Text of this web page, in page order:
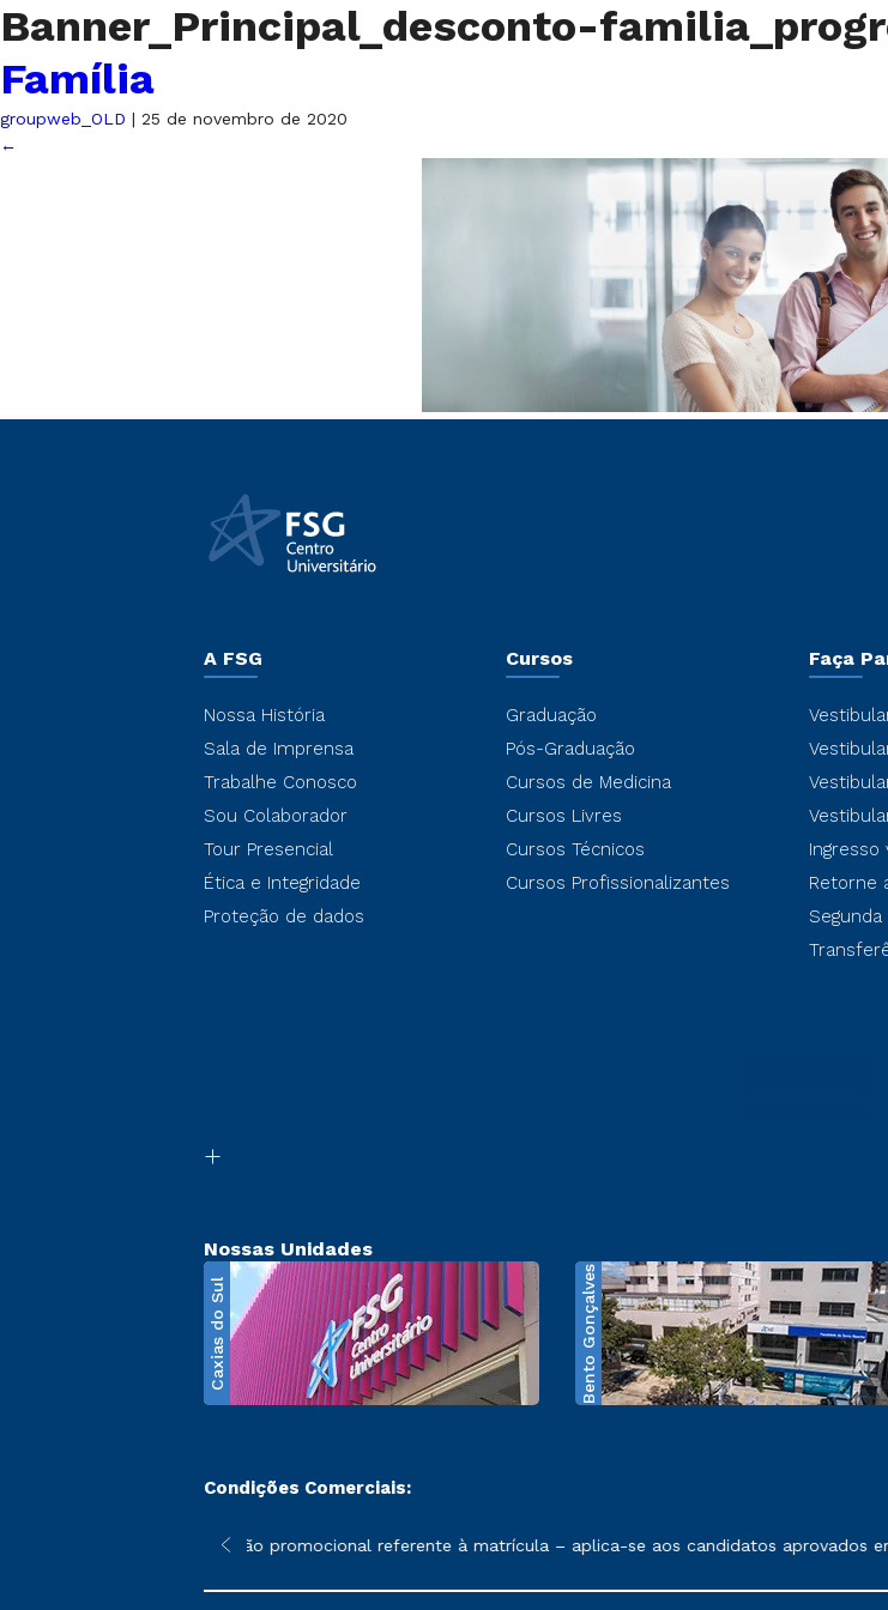
Banner_Principal_desconto-
Família
groupweb_OLD | 25 de novembro de 2020
←
A FSG
Nossa História
Sala de Imprensa
Trabalhe Conosco
Sou Colaborador
Tour Presencial
Ética e Integridade
Proteção de dados
Cursos
Graduação
Pós-Graduação
Cursos de Medicina
Cursos Livres
Cursos Técnicos
Cursos Profissionalizantes
Faça
Ingresso
Retorne
Segunda
Nossas Unidades
Caxias do Sul Bento Gonçalves
Condições Comerciais:
sofrer alterações nos períodos de rematrícula conforme exposto no contrato de prestação de
*A condição promocional referente à matrícula – aplica-se aos candidatos aprovados